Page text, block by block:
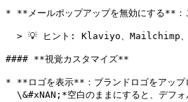
* **メールポップアップを無効にする**：
#### **視覚カスタマイズ**
* **ロゴを表示**：ブランドロゴをアップ